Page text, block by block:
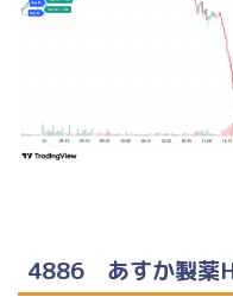
4886 あすか製薬